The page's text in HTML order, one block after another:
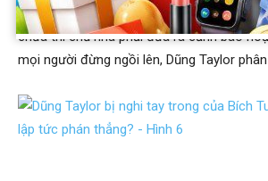
Nếu đài phun nước đang bị hư hỏng và
chữa thì chủ nhà phải đưa ra cảnh báo
mọi người đừng ngồi lên, Dũng Taylor